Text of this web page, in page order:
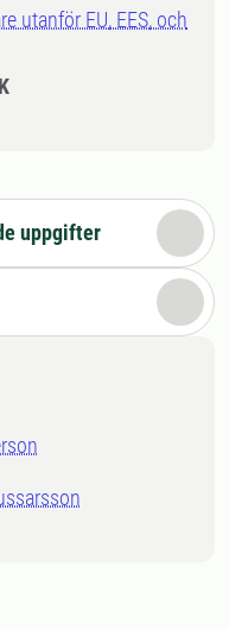
utanför EU, EES, och
uppgifter